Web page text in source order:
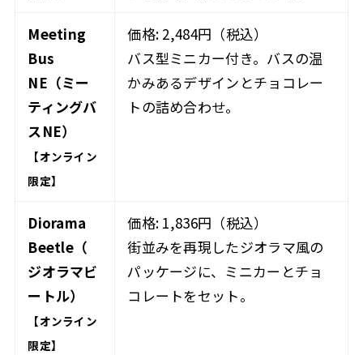
Meeting
Bus
NE（ミー
ティングバ
スNE）
【オンライン
限定】
価格: 2,484円（税込）
バス型ミニカー付き。バスの温
かみあるデザインとチョコレー
トの詰め合わせ。
Diorama
Beetle（
ジオラマビ
ートル）
【オンライン
限定】
価格: 1,836円（税込）
街並みを再現したジオラマ風の
パッケージに、ミニカーとチョ
コレートをセット。